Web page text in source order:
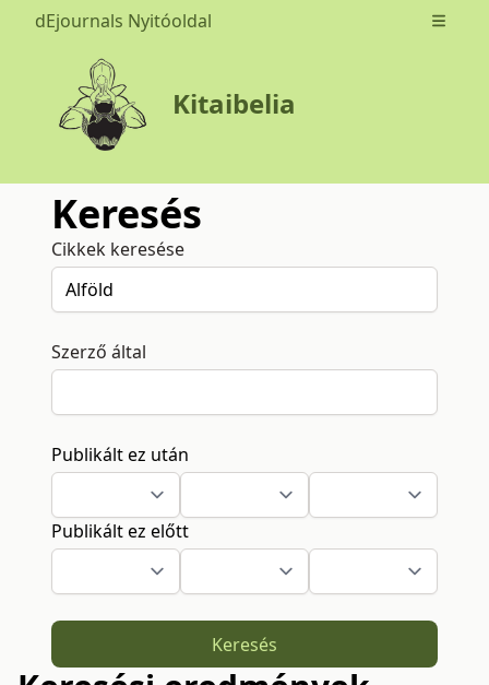
dEjournals Nyitóoldal Open
Kitaibelia
Keresés
Cikkek keresése
Szerző által
Publikált ez után
Publikált ez előtt
Keresés